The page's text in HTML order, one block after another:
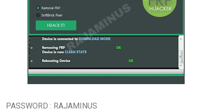
PASSWORD : RAJAMINUS